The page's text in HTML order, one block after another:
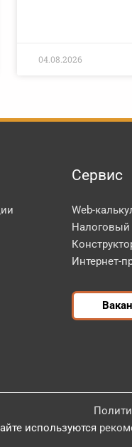
04.08.2026
Сервис
Web-
Налоговый
Интернет-
используются